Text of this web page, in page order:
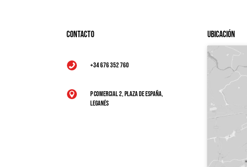
Contacto
 +34 676 352 760

P Comercial 2, Plaza de España,
Leganés
Ubicación